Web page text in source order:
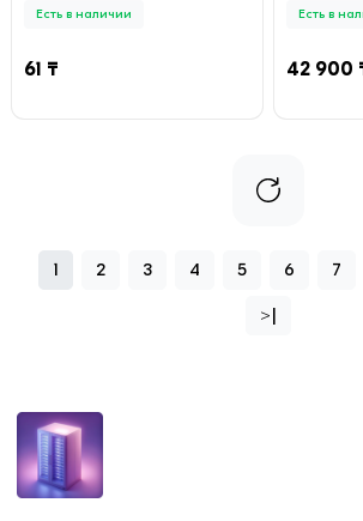
Есть в наличии
61 ₸
Есть в
42 900
1 2 3 4 5 6 7
>|